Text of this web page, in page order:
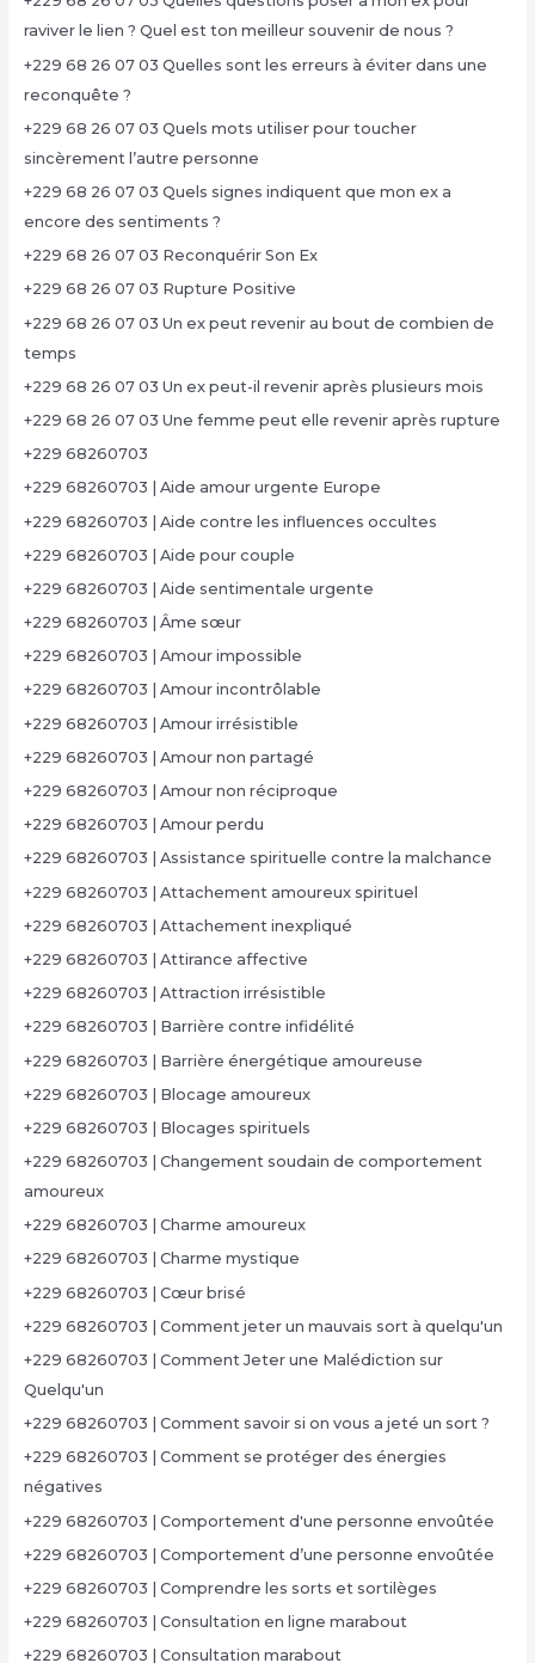
raviver le lien ? Quel est ton meilleur souvenir de nous ?
+229 68 26 07 03 Quelles sont les erreurs à éviter dans une
reconquête ?
+229 68 26 07 03 Quels mots utiliser pour toucher
sincèrement l’autre personne
+229 68 26 07 03 Quels signes indiquent que mon ex a
encore des sentiments ?
+229 68 26 07 03 Reconquérir Son Ex
+229 68 26 07 03 Rupture Positive
+229 68 26 07 03 Un ex peut revenir au bout de combien de
temps
+229 68 26 07 03 Un ex peut-il revenir après plusieurs mois
+229 68 26 07 03 Une femme peut elle revenir après rupture
+229 68260703
+229 68260703 | Aide amour urgente Europe
+229 68260703 | Aide contre les influences occultes
+229 68260703 | Aide pour couple
+229 68260703 | Aide sentimentale urgente
+229 68260703 | Âme sœur
+229 68260703 | Amour impossible
+229 68260703 | Amour incontrôlable
+229 68260703 | Amour irrésistible
+229 68260703 | Amour non partagé
+229 68260703 | Amour non réciproque
+229 68260703 | Amour perdu
+229 68260703 | Assistance spirituelle contre la malchance
+229 68260703 | Attachement amoureux spirituel
+229 68260703 | Attachement inexpliqué
+229 68260703 | Attirance affective
+229 68260703 | Attraction irrésistible
+229 68260703 | Barrière contre infidélité
+229 68260703 | Barrière énergétique amoureuse
+229 68260703 | Blocage amoureux
+229 68260703 | Blocages spirituels
+229 68260703 | Changement soudain de comportement
amoureux
+229 68260703 | Charme amoureux
+229 68260703 | Charme mystique
+229 68260703 | Cœur brisé
+229 68260703 | Comment jeter un mauvais sort à quelqu'un
+229 68260703 | Comment Jeter une Malédiction sur
Quelqu'un
+229 68260703 | Comment savoir si on vous a jeté un sort ?
+229 68260703 | Comment se protéger des énergies
négatives
+229 68260703 | Comportement d'une personne envoûtée
+229 68260703 | Comportement d’une personne envoûtée
+229 68260703 | Comprendre les sorts et sortilèges
+229 68260703 | Consultation en ligne marabout
+229 68260703 | Consultation marabout